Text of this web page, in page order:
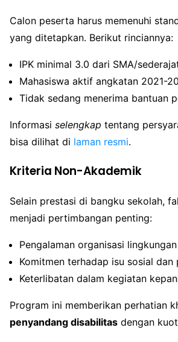
Calon peserta harus memenuhi
yang ditetapkan. Berikut rinciannya:
IPK minimal 3.0 dari SMA/
Mahasiswa aktif angkatan 2021-
Tidak sedang menerima bantuan
Informasi selengkap tentang
bisa dilihat di laman resmi.
Kriteria Non-Akademik
Selain prestasi di bangku sekolah,
menjadi pertimbangan penting:
Pengalaman organisasi
Komitmen terhadap isu sosial dan
Keterlibatan dalam kegiatan
Program ini memberikan perhatian
penyandang disabilitas dengan